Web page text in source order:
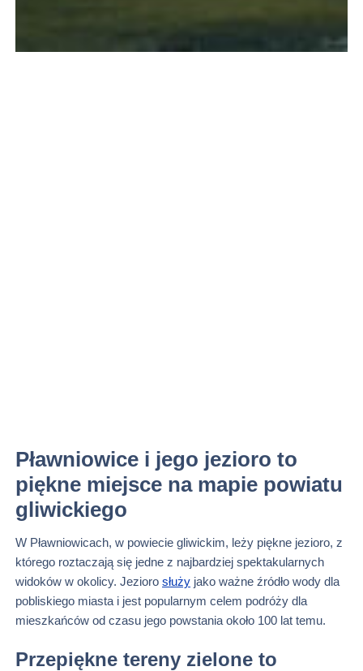
Pławniowice i jego jezioro to
piękne miejsce na mapie powiatu
gliwickiego
W Pławniowicach, w powiecie gliwickim, leży piękne jezioro, z
którego roztaczają się jedne z najbardziej spektakularnych
widoków w okolicy. Jezioro służy jako ważne źródło wody dla
pobliskiego miasta i jest popularnym celem podróży dla
mieszkańców od czasu jego powstania około 100 lat temu.
Przepiękne tereny zielone to